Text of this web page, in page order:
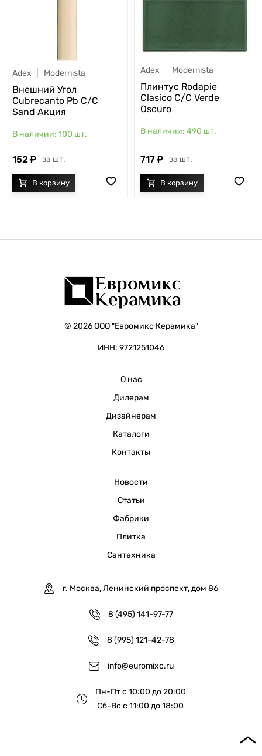
Adex Modernista
Внешний Угол
Cubrecanto Pb C/C
Sand Акция
100 шт.
152 шт.
Adex Modernista
Плинтус Rodapie
Clasico C/C Verde
Oscuro
490 шт.
717 шт.
© 2026 ООО "Евромикс Керамика"
ИНН: 9721251046
О нас
Дилерам
Дизайнерам
Каталоги
Контакты
Новости
Статьи
Фабрики
Плитка
Сантехника
г. Москва, Ленинский проспект, дом 86
8 (495) 141-97-77
8 (995) 121-42-78
info@euromixc.ru
Пн-Пт с 10:00 до 20:00
Сб-Вс с 11:00 до 18:00